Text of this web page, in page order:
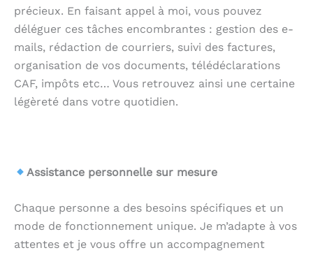
précieux. En faisant appel à moi, vous pouvez
déléguer ces tâches encombrantes : gestion des e-
mails, rédaction de courriers, suivi des factures,
organisation de vos documents, télédéclarations
CAF, impôts etc… Vous retrouvez ainsi une certaine
légèreté dans votre quotidien.
Assistance personnelle sur mesure
Chaque personne a des besoins spécifiques et un
mode de fonctionnement unique. Je m’adapte à vos
attentes et je vous offre un accompagnement